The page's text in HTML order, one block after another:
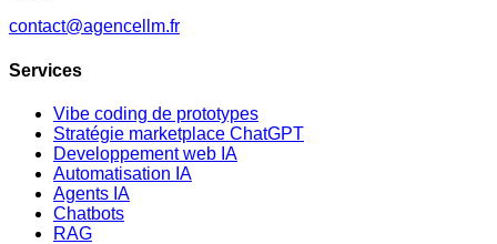
contact@agencellm.fr
Services
Vibe coding de prototypes
Stratégie marketplace ChatGPT
Developpement web IA
Automatisation IA
Agents IA
Chatbots
RAG